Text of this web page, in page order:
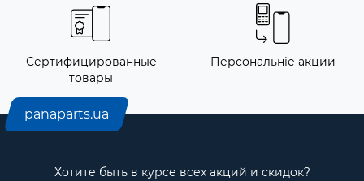
Сертифицированные
товары
Персональніе акции
panaparts.ua
Хотите быть в курсе всех акций и скидок?